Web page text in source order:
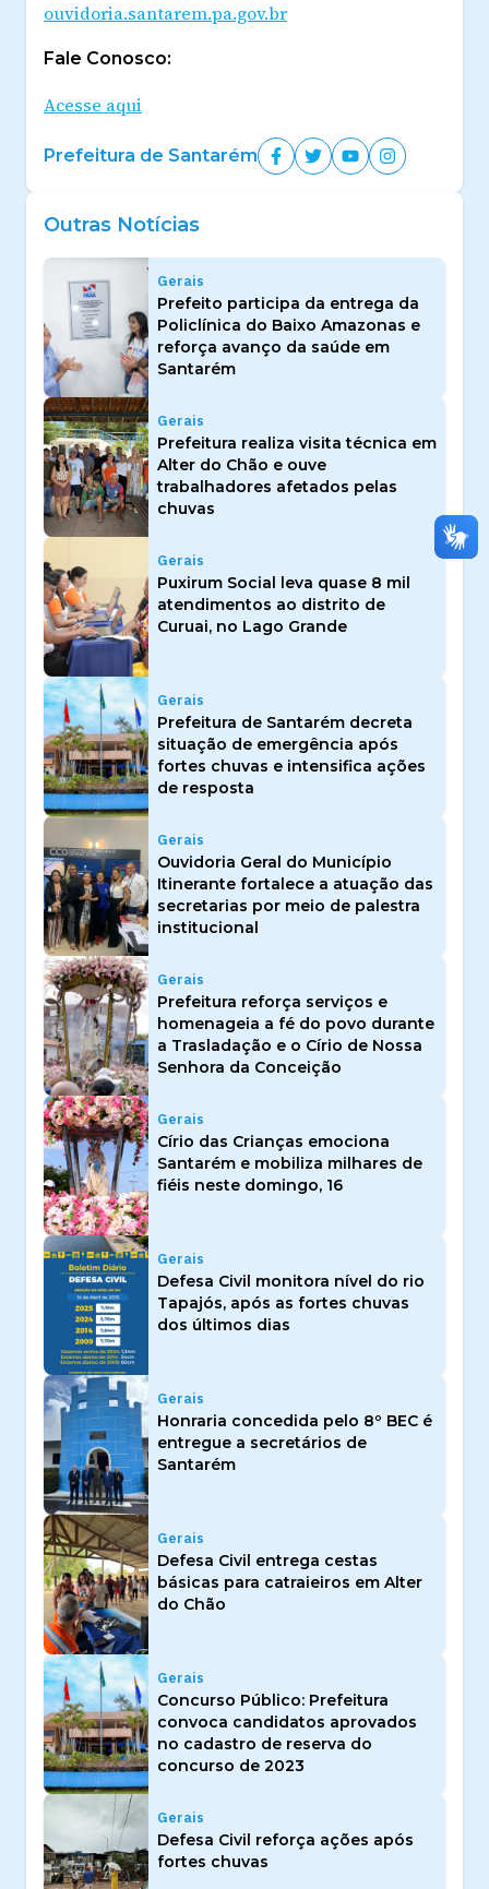
ouvidoria.santarem.pa.gov.br
Fale Conosco:
Acesse aqui
Prefeitura de Santarém
Outras Notícias
Gerais
Prefeito participa da entrega da
Policlínica do Baixo Amazonas e
reforça avanço da saúde em
Santarém
Gerais
Prefeitura realiza visita técnica em
Alter do Chão e ouve
trabalhadores afetados pelas
chuvas
Gerais
Puxirum Social leva quase 8 mil
atendimentos ao distrito de
Curuai, no Lago Grande
Gerais
Prefeitura de Santarém decreta
situação de emergência após
fortes chuvas e intensifica ações
de resposta
Gerais
Ouvidoria Geral do Município
Itinerante fortalece a atuação das
secretarias por meio de palestra
institucional
Gerais
Prefeitura reforça serviços e
homenageia a fé do povo durante
a Trasladação e o Círio de Nossa
Senhora da Conceição
Gerais
Círio das Crianças emociona
Santarém e mobiliza milhares de
fiéis neste domingo, 16
Gerais
Defesa Civil monitora nível do rio
Tapajós, após as fortes chuvas
dos últimos dias
Gerais
Honraria concedida pelo 8º BEC é
entregue a secretários de
Santarém
Gerais
Defesa Civil entrega cestas
básicas para catraieiros em Alter
do Chão
Gerais
Concurso Público: Prefeitura
convoca candidatos aprovados
no cadastro de reserva do
concurso de 2023
Gerais
Defesa Civil reforça ações após
fortes chuvas